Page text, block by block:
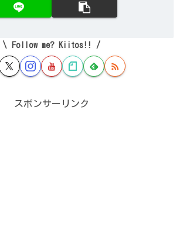
Follow me? Kiitos!!
スポンサーリンク